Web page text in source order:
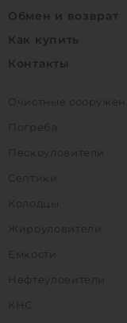
Обмен и возврат
Как купить
Контакты
Очистные
Погреба
Пескоуловители
Септики
Колодцы
Жироуловители
Емкости
Нефтеуловители
КНС